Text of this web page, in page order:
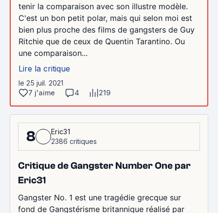
tenir la comparaison avec son illustre modèle.
C'est un bon petit polar, mais qui selon moi est
bien plus proche des films de gangsters de Guy
Ritchie que de ceux de Quentin Tarantino. Ou
une comparaison...
Lire la critique
le 25 juil. 2021
7 j'aime
4 219
8
Eric31
2386 critiques
Critique de Gangster Number One par
Eric31
Gangster No. 1 est une tragédie grecque sur
fond de Gangstérisme britannique réalisé par